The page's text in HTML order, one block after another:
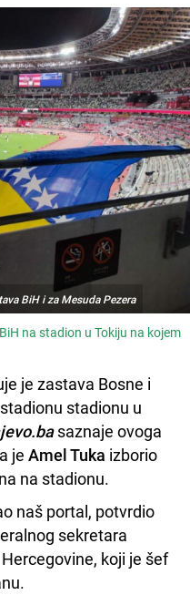
BiH i za Mesuda Pezera
na stadion u Tokiju na kojem
je zastava Bosne i
stadionu u
saznaje ovoga
je Amel Tuka izborio
na stadionu.
naš portal, potvrdio
sekretara
koji je šef